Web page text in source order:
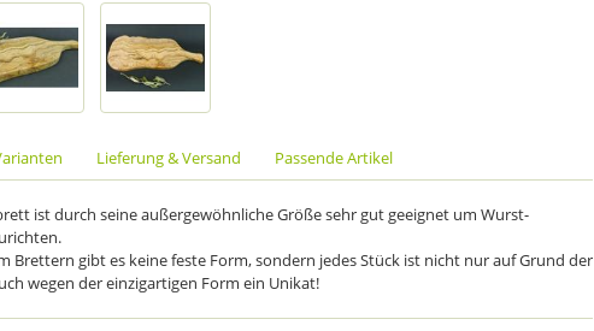
Lieferung & Versand Passende Artikel
ist durch seine außergewöhnliche Größe sehr gut geeignet um Wurst-
Brettern gibt es keine feste Form, sondern jedes Stück ist nicht nur auf Grund der
wegen der einzigartigen Form ein Unikat!